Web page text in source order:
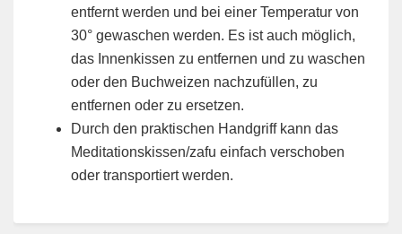
entfernt werden und bei einer Temperatur von
30° gewaschen werden. Es ist auch möglich,
das Innenkissen zu entfernen und zu waschen
oder den Buchweizen nachzufüllen, zu
entfernen oder zu ersetzen.
Durch den praktischen Handgriff kann das
Meditationskissen/zafu einfach verschoben
oder transportiert werden.